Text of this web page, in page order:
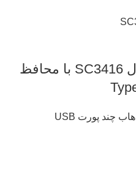
چندراهی برق الدینیو مدل SC3416 با محافظ
هاب چند پورت USB